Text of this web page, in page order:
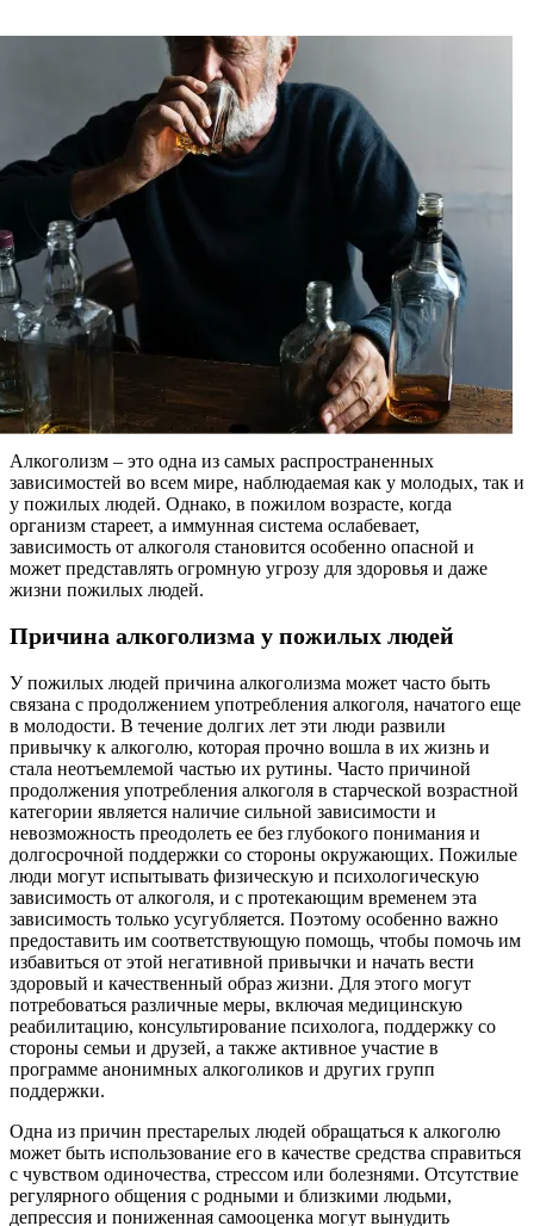
Алкоголизм – это одна из самых распространенных
зависимостей во всем мире, наблюдаемая как у молодых, так и
у пожилых людей. Однако, в пожилом возрасте, когда
организм стареет, а иммунная система ослабевает,
зависимость от алкоголя становится особенно опасной и
может представлять огромную угрозу для здоровья и даже
жизни пожилых людей.
Причина алкоголизма у пожилых людей
У пожилых людей причина алкоголизма может часто быть
связана с продолжением употребления алкоголя, начатого еще
в молодости. В течение долгих лет эти люди развили
привычку к алкоголю, которая прочно вошла в их жизнь и
стала неотъемлемой частью их рутины. Часто причиной
продолжения употребления алкоголя в старческой возрастной
категории является наличие сильной зависимости и
невозможность преодолеть ее без глубокого понимания и
долгосрочной поддержки со стороны окружающих. Пожилые
люди могут испытывать физическую и психологическую
зависимость от алкоголя, и с протекающим временем эта
зависимость только усугубляется. Поэтому особенно важно
предоставить им соответствующую помощь, чтобы помочь им
избавиться от этой негативной привычки и начать вести
здоровый и качественный образ жизни. Для этого могут
потребоваться различные меры, включая медицинскую
реабилитацию, консультирование психолога, поддержку со
стороны семьи и друзей, а также активное участие в
программе анонимных алкоголиков и других групп
поддержки.
Одна из причин престарелых людей обращаться к алкоголю
может быть использование его в качестве средства справиться
с чувством одиночества, стрессом или болезнями. Отсутствие
регулярного общения с родными и близкими людьми,
депрессия и пониженная самооценка могут вынудить